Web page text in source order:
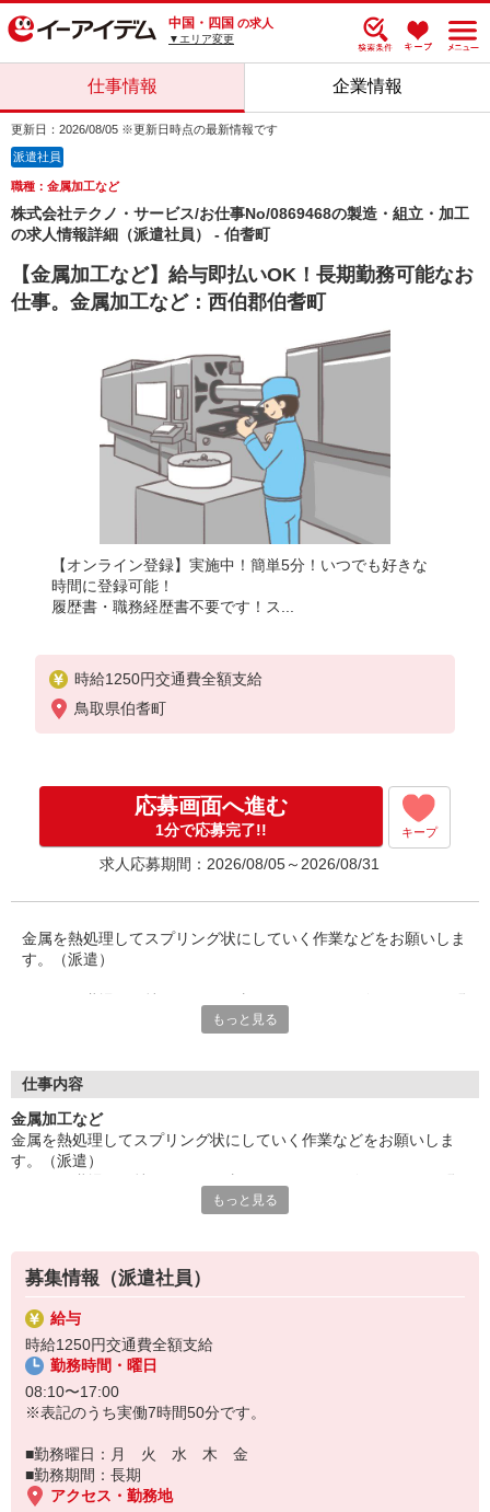
中国・四国 の求人
▼エリア変更
仕事情報 企業情報
更新日：2026/08/05 ※更新日時点の最新情報です
派遣社員
職種：金属加工など
株式会社テクノ・サービス/お仕事No/0869468の製造・組立・加工
の求人情報詳細（派遣社員） - 伯耆町
【金属加工など】給与即払いOK！長期勤務可能なお
仕事。金属加工など：西伯郡伯耆町
【オンライン登録】実施中！簡単5分！いつでも好きな
時間に登録可能！
履歴書・職務経歴書不要です！ス...
時給1250円交通費全額支給
鳥取県伯耆町
応募画面へ進む
1分で応募完了!! キープ
求人応募期間：2026/08/05～2026/08/31
金属を熱処理してスプリング状にしていく作業などをお願いしま
す。（派遣）
いません、未経験者大歓迎。ちょっと一息に、休憩室完備。
給与即払いサービスは就業状況によって利用できないケースがご
『テクノ・サービス』は、派遣業界大手スタッフサービスグルー
プです。
全国にあるお仕事の中から、一人ひとりのスキルや希望条件に応
じたお仕事をご案内します。
登録方法は、【オンライン】【電話】【登録会来場】の3つから
選べます♪
★★履歴書・証明写真は不要！★★
また、ご登録済の方はお仕事の紹介がスムーズです。
ご応募お待ちしています。
もっと見る
仕事内容
金属加工など
金属を熱処理してスプリング状にしていく作業などをお願いしま
す。（派遣）
ません、未経験者大歓迎。ちょっと一息に、休憩室完備。
＊座り仕事です
もっと見る
募集情報（派遣社員）
給与
時給1250円交通費全額支給
勤務時間・曜日
08:10〜17:00
※表記のうち実働7時間50分です。
■勤務曜日：月 火 水 木 金
■勤務期間：長期
アクセス・勤務地